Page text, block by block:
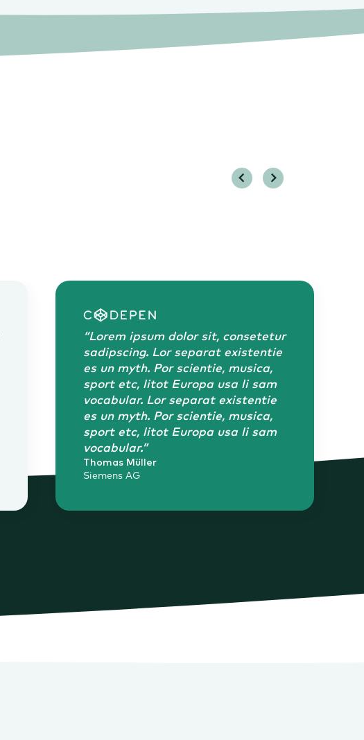
“Lorem ipsum dolor sit, consetetur
sadipscing. Lor separat existentie
es un myth. Por scientie, musica,
sport etc, litot Europa usa li sam
vocabular. Lor separat existentie
es un myth. Por scientie, musica,
sport etc, litot Europa usa li sam
vocabular.”
Thomas Müller
Siemens AG